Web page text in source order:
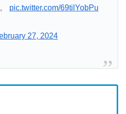
pic.twitter.com/69tilYobPu
27, 2024